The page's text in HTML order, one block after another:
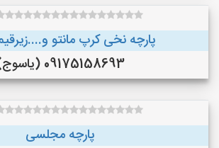
پارچه نخی کرپ مانتو
09175158693 (یاسوج)
پارچه مجلسی